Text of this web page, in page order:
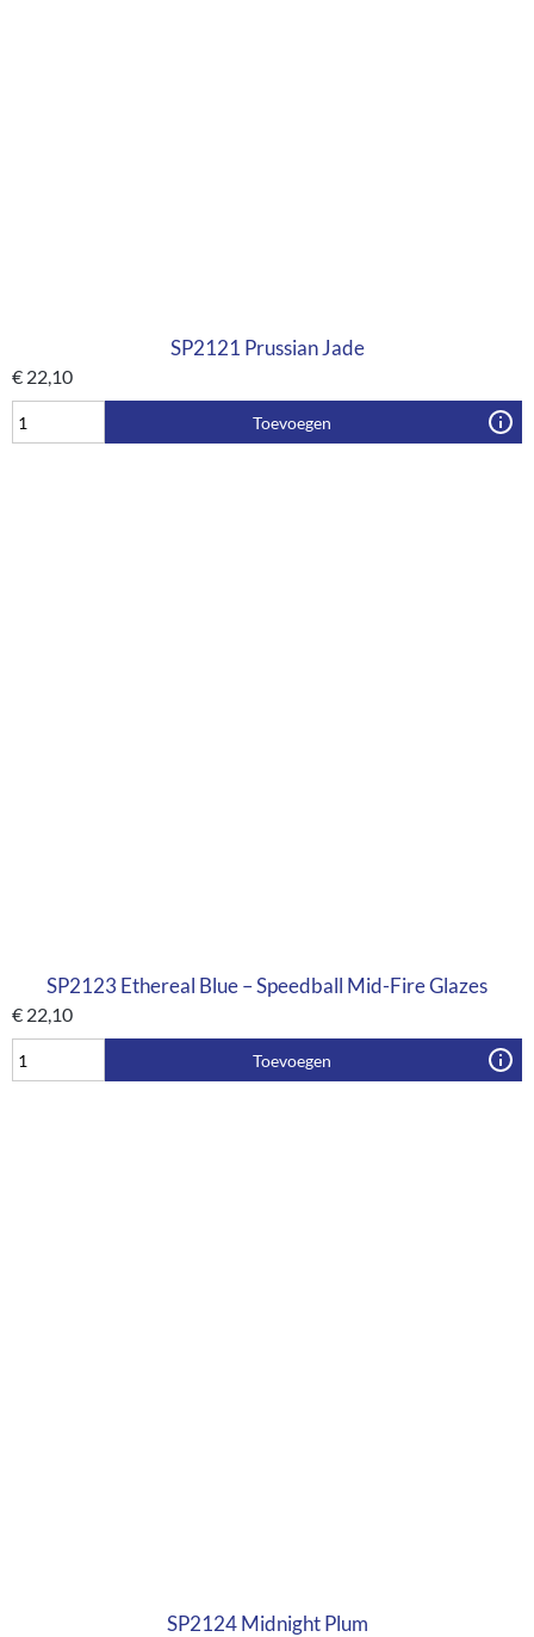
SP2121 Prussian Jade
€ 22,10
Toevoegen
SP2123 Ethereal Blue – Speedball Mid-Fire Glazes
€ 22,10
Toevoegen
SP2124 Midnight Plum